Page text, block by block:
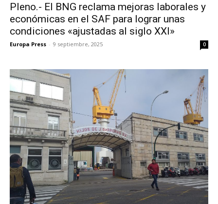
Pleno.- El BNG reclama mejoras laborales y
económicas en el SAF para lograr unas
condiciones «ajustadas al siglo XXI»
Europa Press - 9 septiembre, 2025 0